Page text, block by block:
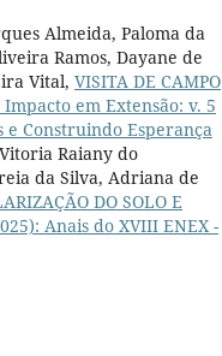
Almeida, Paloma da
Ramos, Dayane de
Vital, VISITA DE CAMPO
em Extensão: v. 5
e Construindo Esperança
Raiany do
da Silva, Adriana de
DO SOLO E
Anais do XVIII ENEX -